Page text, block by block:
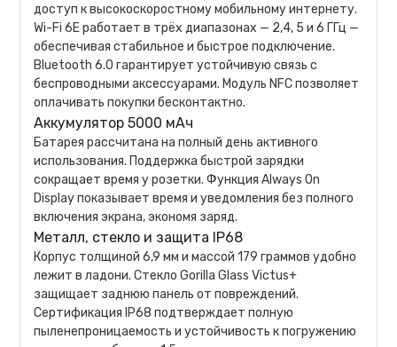
доступ к высокоскоростному мобильному интернету.
Wi-Fi 6E работает в трёх диапазонах — 2,4, 5 и 6 ГГц —
обеспечивая стабильное и быстрое подключение.
Bluetooth 6.0 гарантирует устойчивую связь с
беспроводными аксессуарами. Модуль NFC позволяет
оплачивать покупки бесконтактно.
Аккумулятор 5000 мАч
Батарея рассчитана на полный день активного
использования. Поддержка быстрой зарядки
сокращает время у розетки. Функция Always On
Display показывает время и уведомления без полного
включения экрана, экономя заряд.
Металл, стекло и защита IP68
Корпус толщиной 6,9 мм и массой 179 граммов удобно
лежит в ладони. Стекло Gorilla Glass Victus+
защищает заднюю панель от повреждений.
Сертификация IP68 подтверждает полную
пыленепроницаемость и устойчивость к погружению